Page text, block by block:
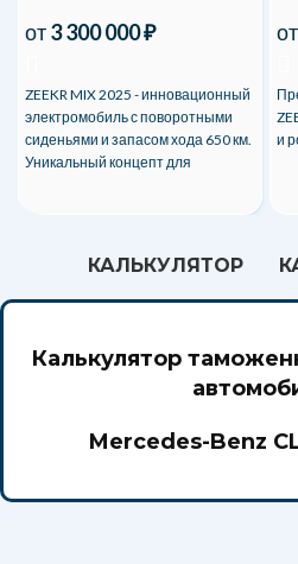
от3 300 000₽
ZEEKR MIX 2025 - инновационный
электромобиль с поворотными
сиденьями и запасом хода 650 км.
Уникальный концепт для
от
и
КАЛЬКУЛЯТОР
Калькулятор
Mercedes-Benz